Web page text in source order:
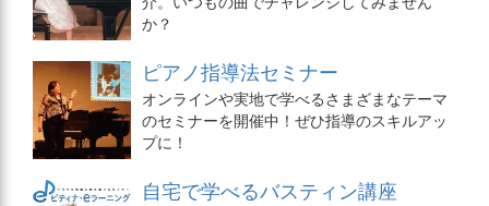
か？
ピアノ指導法セミナー
オンラインや実地で学べるさまざまなテーマ
のセミナーを開催中！ぜひ指導のスキルアッ
プに！
自宅で学べるバスティン講座